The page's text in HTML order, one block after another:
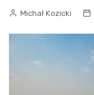
Michał Kozicki